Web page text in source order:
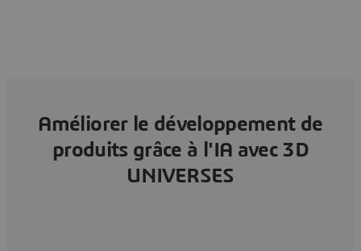
Améliorer le développement de
produits grâce à l'IA avec 3D
UNIVERSES